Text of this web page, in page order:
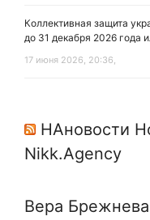
Коллективная защита
до 31 декабря 2026 года
17 июня 2026, 20:36,
НАновости
Nikk.Agency
Вера